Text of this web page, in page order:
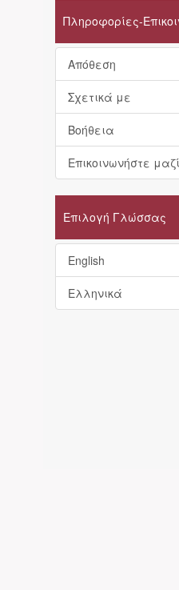
Πληροφορίες-
Απόθεση
Σχετικά με
Βοήθεια
Επικοινωνήστε
Επιλογή Γλώσσας
English
Ελληνικά